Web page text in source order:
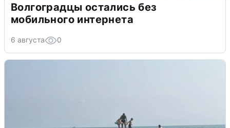
Волгоградцы остались без
мобильного интернета
6 августа 0